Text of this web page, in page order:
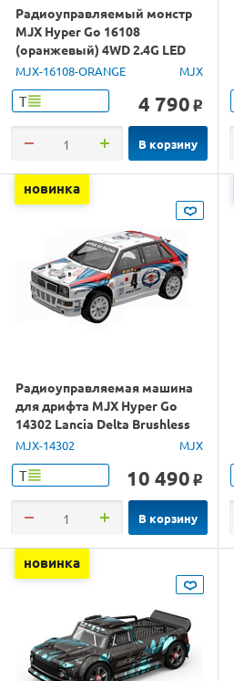
Радиоуправляемый монстр
MJX Hyper Go 16108
(оранжевый) 4WD 2.4G LED
1/16 RTR
MJX-16108-ORANGE MJX
Т 4 790 o
В корзину
новинка
Радиоуправляемая машина
для дрифта MJX Hyper Go
14302 Lancia Delta Brushless
4WD 2.4G LED 1/14 RTR
MJX-14302 MJX
Т 10 490 o
В корзину
новинка